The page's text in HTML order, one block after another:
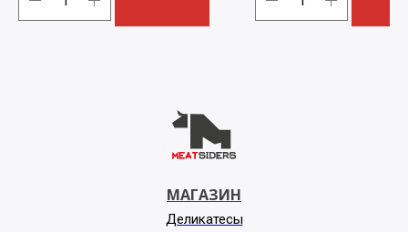
МАГАЗИН
Деликатесы